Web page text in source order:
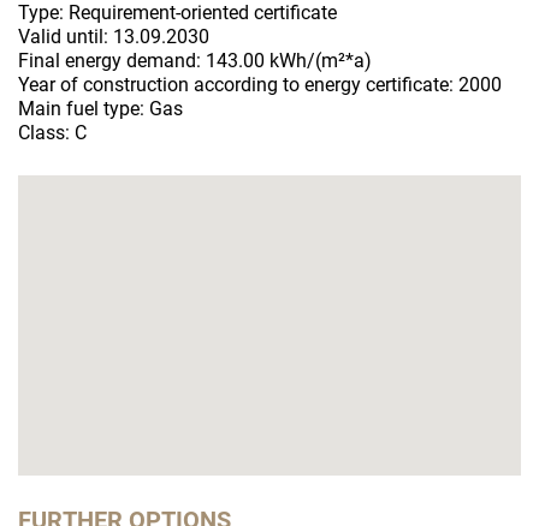
Type: Requirement-oriented certificate
Valid until: 13.09.2030
Final energy demand: 143.00 kWh/(m²*a)
Year of construction according to energy certificate: 2000
Main fuel type: Gas
Class: C
FURTHER OPTIONS